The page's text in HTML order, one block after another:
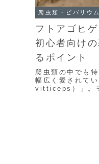
爬虫類・ビバリウム
フトアゴヒ
初心者向け
るポイント
爬虫類の中でも
幅広く愛されて
vitticeps）」。